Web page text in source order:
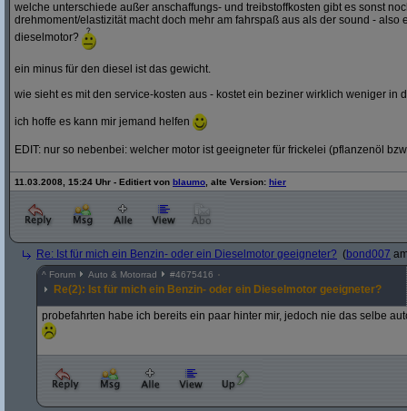
welche unterschiede außer anschaffungs- und treibstoffkosten gibt es sonst
drehmoment/elastizität macht doch mehr am fahrspaß aus als der sound - also
dieselmotor?
ein minus für den diesel ist das gewicht.
wie sieht es mit den service-kosten aus - kostet ein beziner wirklich weniger in
ich hoffe es kann mir jemand helfen
EDIT: nur so nebenbei: welcher motor ist geeigneter für frickelei (pflanzenöl
11.03.2008, 15:24 Uhr - Editiert von blaumo , alte Version: hier
Re: Ist für mich ein Benzin- oder ein Dieselmotor geeigneter? (bond007
^ Forum Auto & Motorrad #4675416
Re(2): Ist für mich ein Benzin- oder ein Dieselmotor geeigneter?
probefahrten habe ich bereits ein paar hinter mir, jedoch nie das selbe